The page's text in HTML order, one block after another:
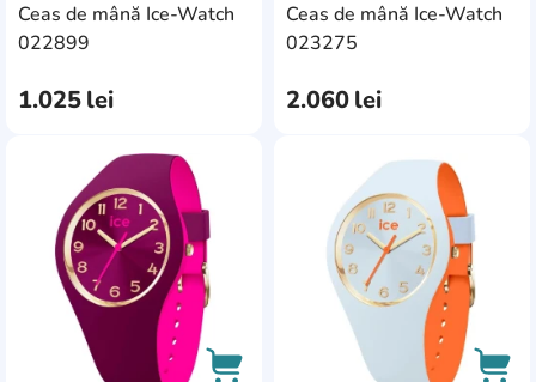
Ceas de mână Ice-Watch
022899
1.025lei
AddCardToCart
Ceas de mână Ice-Watch
023275
2.060lei
AddCardToFavourite